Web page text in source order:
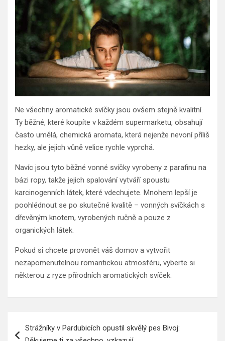
Ne všechny aromatické svíčky jsou ovšem stejně kvalitní.
Ty běžné, které koupíte v každém supermarketu, obsahují
často umělá, chemická aromata, která nejenže nevoní příliš
hezky, ale jejich vůně velice rychle vyprchá.
Navíc jsou tyto běžné vonné svíčky vyrobeny z parafinu na
bázi ropy, takže jejich spalování vytváří spoustu
karcinogenních látek, které vdechujete. Mnohem lepší je
poohlédnout se po skutečné kvalitě – vonných svíčkách s
dřevěným knotem, vyrobených ručně a pouze z
organických látek.
Pokud si chcete provonět váš domov a vytvořit
nezapomenutelnou romantickou atmosféru, vyberte si
některou z ryze přírodních aromatických svíček.
proStrážníky v Pardubicích opustil skvělý pes Bivoj: